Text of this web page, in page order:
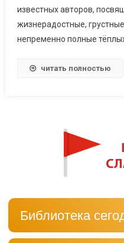
известных авторов,
жизнерадостные,
непременно полные
читать полностью
Библиотека